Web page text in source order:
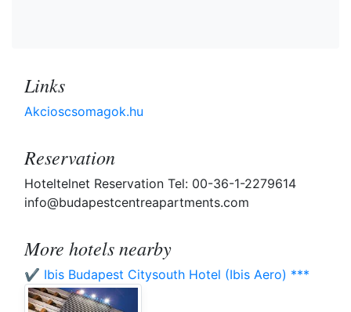
Links
Akcioscsomagok.hu
Reservation
Hoteltelnet Reservation Tel: 00-36-1-2279614
info@budapestcentreapartments.com
More hotels nearby
✔️ Ibis Budapest Citysouth Hotel (Ibis Aero) ***